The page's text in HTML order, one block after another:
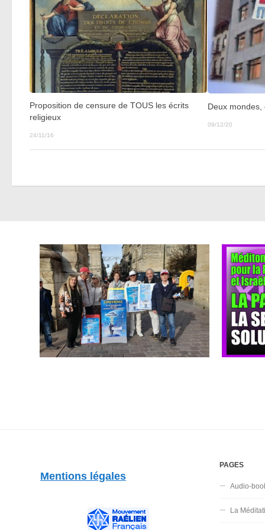
Proposition de censure de TOUS les écrits
religieux
24/11/16
Deux
09/12/20
Mentions légales
PAGES
Audio-
La